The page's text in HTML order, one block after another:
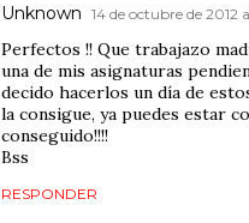
Unknown 14 de octubre de 2012
Perfectos !! Que trabajazo
una de mis asignaturas
decido hacerlos un día de
la consigue, ya puedes estar
conseguido!!!!
Bss
RESPONDER